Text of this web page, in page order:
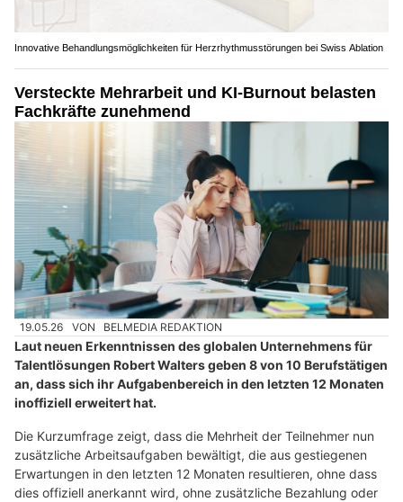
Innovative Behandlungsmöglichkeiten für Herzrhythmusstörungen bei Swiss Ablation
Versteckte Mehrarbeit und KI-Burnout belasten
Fachkräfte zunehmend
19.05.26 VON BELMEDIA REDAKTION
Laut neuen Erkenntnissen des globalen Unternehmens für
Talentlösungen Robert Walters geben 8 von 10 Berufstätigen
an, dass sich ihr Aufgabenbereich in den letzten 12 Monaten
inoffiziell erweitert hat.
Die Kurzumfrage zeigt, dass die Mehrheit der Teilnehmer nun
zusätzliche Arbeitsaufgaben bewältigt, die aus gestiegenen
Erwartungen in den letzten 12 Monaten resultieren, ohne dass
dies offiziell anerkannt wird, ohne zusätzliche Bezahlung oder